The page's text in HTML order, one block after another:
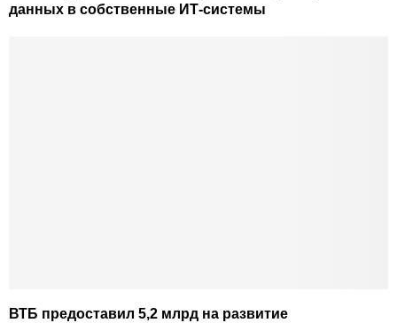
данных в собственные ИТ-системы
ВТБ предоставил 5,2 млрд на развитие